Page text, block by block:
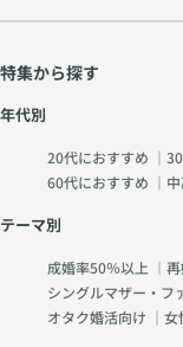
特集から探す
年代別
20代におすすめ ｜
60代におすすめ ｜
テーマ別
成婚率50％以上 ｜
シングルマザー・フ
オタク婚活向け ｜ 女